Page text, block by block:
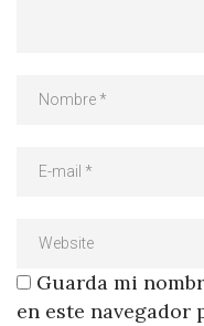
Guarda mi
en este navegador